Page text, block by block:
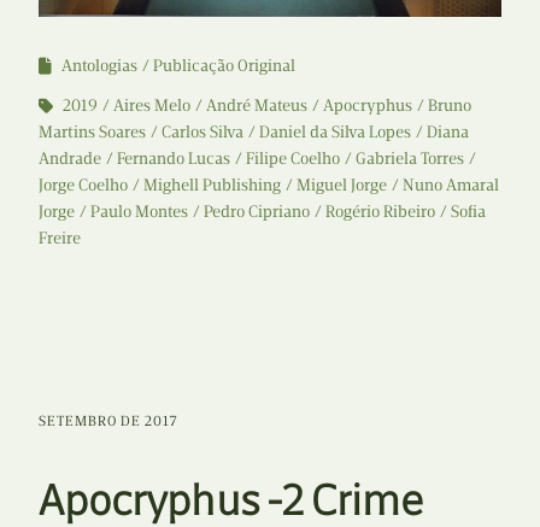
Antologias
Publicação Original
2019
Aires Melo André Mateus Apocryphus
Bruno
Martins Soares
Carlos Silva Daniel da Silva Lopes
Diana
Andrade
Fernando Lucas Filipe Coelho
Gabriela Torres
Jorge Coelho
Mighell Publishing Miguel Jorge
Nuno Amaral
Jorge
Paulo Montes Pedro Cipriano Rogério Ribeiro
Sofia
Freire
SETEMBRO DE 2017
Apocryphus -2 Crime